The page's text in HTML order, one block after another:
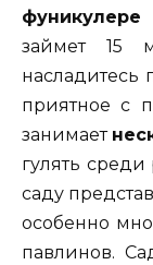
фуникулере
займет 15
приятное с
занимает
гулять
саду
особенно
павлинов.